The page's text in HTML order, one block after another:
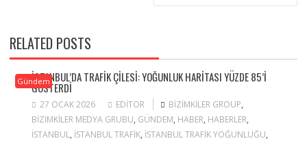
RELATED POSTS
Gündem
İSTANBUL’DA TRAFIK ÇILESI: YOĞUNLUK HARITASI YÜZDE 85’I
GÖSTERDI
27 OCAK 2026 EDITOR BIZIMKILER GROUP,
BIZIMKILER MEDYA GRUBU, GÜNDEM, HABER, HABERLER,
ISTANBUL, ISTANBUL TRAFIK, ISTANBUL TRAFIK YOĞUNLUĞU,